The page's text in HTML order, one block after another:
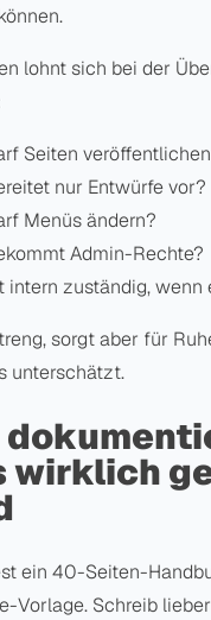
lohnt sich bei der
Seiten
nur Entwürfe vor?
Menüs ändern?
Admin-Rechte?
intern zuständig,
sorgt aber für
unterschätzt.
wirklich
ein 40-Seiten-
Vorlage. Schreib